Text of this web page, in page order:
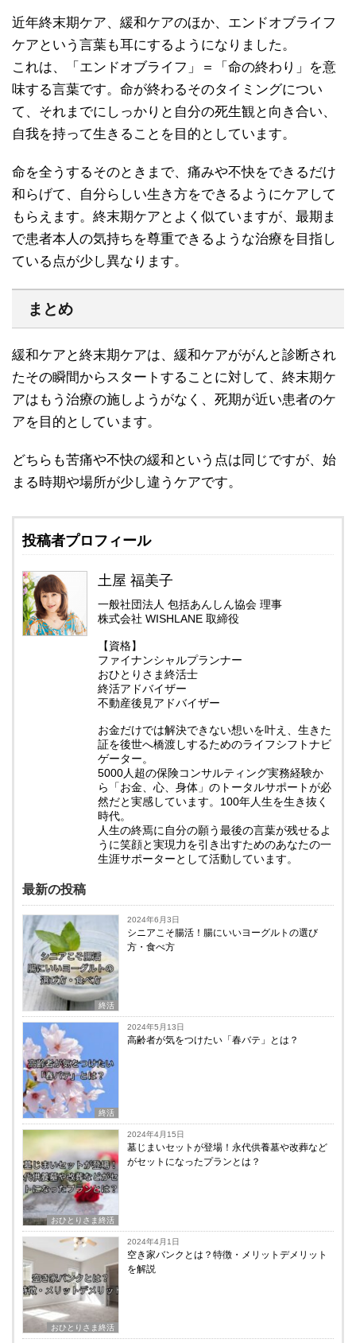
近年終末期ケア、緩和ケアのほか、エンドオブライフ
ケアという言葉も耳にするようになりました。
これは、「エンドオブライフ」＝「命の終わり」を意
味する言葉です。命が終わるそのタイミングについ
て、それまでにしっかりと自分の死生観と向き合い、
自我を持って生きることを目的としています。
命を全うするそのときまで、痛みや不快をできるだけ
和らげて、自分らしい生き方をできるようにケアして
もらえます。終末期ケアとよく似ていますが、最期ま
で患者本人の気持ちを尊重できるような治療を目指し
ている点が少し異なります。
まとめ
緩和ケアと終末期ケアは、緩和ケアががんと診断され
たその瞬間からスタートすることに対して、終末期ケ
アはもう治療の施しようがなく、死期が近い患者のケ
アを目的としています。
どちらも苦痛や不快の緩和という点は同じですが、始
まる時期や場所が少し違うケアです。
投稿者プロフィール
土屋 福美子
一般社団法人 包括あんしん協会 理事
株式会社 WISHLANE 取締役
【資格】
ファイナンシャルプランナー
おひとりさま終活士
終活アドバイザー
不動産後見アドバイザー
お金だけでは解決できない想いを叶え、生きた
証を後世へ橋渡しするためのライフシフトナビ
ゲーター。
5000人超の保険コンサルティング実務経験か
ら「お金、心、身体」のトータルサポートが必
然だと実感しています。100年人生を生き抜く
時代。
人生の終焉に自分の願う最後の言葉が残せるよ
うに笑顔と実現力を引き出すためのあなたの一
生涯サポーターとして活動しています。
最新の投稿
終活
2024年6月3日
シニアこそ腸活！腸にいいヨーグルトの選び
方・食べ方
終活
2024年5月13日
高齢者が気をつけたい「春バテ」とは？
おひとりさま終活
2024年4月15日
墓じまいセットが登場！永代供養墓や改葬など
がセットになったプランとは？
おひとりさま終活
2024年4月1日
空き家バンクとは？特徴・メリットデメリット
を解説